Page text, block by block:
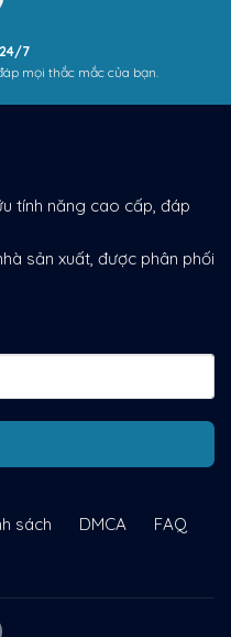
7
mọi thắc mắc của bạn.
tính năng cao cấp, đáp
sản xuất, được phân phối
FAQ
DMCA
sách